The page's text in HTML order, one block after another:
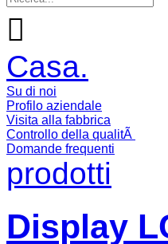

Casa.
Su di noi
Profilo aziendale
Visita alla fabbrica
Controllo della qualitÃ
Domande frequenti
prodotti
Display